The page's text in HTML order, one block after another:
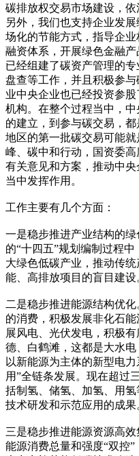
碳排放权交易市场建设，依
另外，我们也支持企业发
场化的节能方式，指导企
融资体系，开展绿色金融
已经组建了碳资产管理的专
盘查等工作，并且积极参
业中央企业也已经投资参
机构。在整个过程当中，
的建立，到参与碳交易，
地区的第一批碳交易可能
峰、碳中和行动，国资委
有关意见和方案，推动中
当中发挥作用。
工作主要有几个方面：
一是稳步推进产业结构的
的“十四五”规划编制过程
大绿色低碳产业，推动传
能、高排放项目的盲目建设
二是稳步推进能源结构优
的消费，积极发展非化石
展风电、光伏发电，积极
德、白鹤滩，这都是大水
以新能源为主体的新型电
用”全链条发展。现在超过
括制氢、储氢、加氢、用
技术研发和示范应用的成果
三是稳步推进能源资源高
能源消费总量和强度“双控